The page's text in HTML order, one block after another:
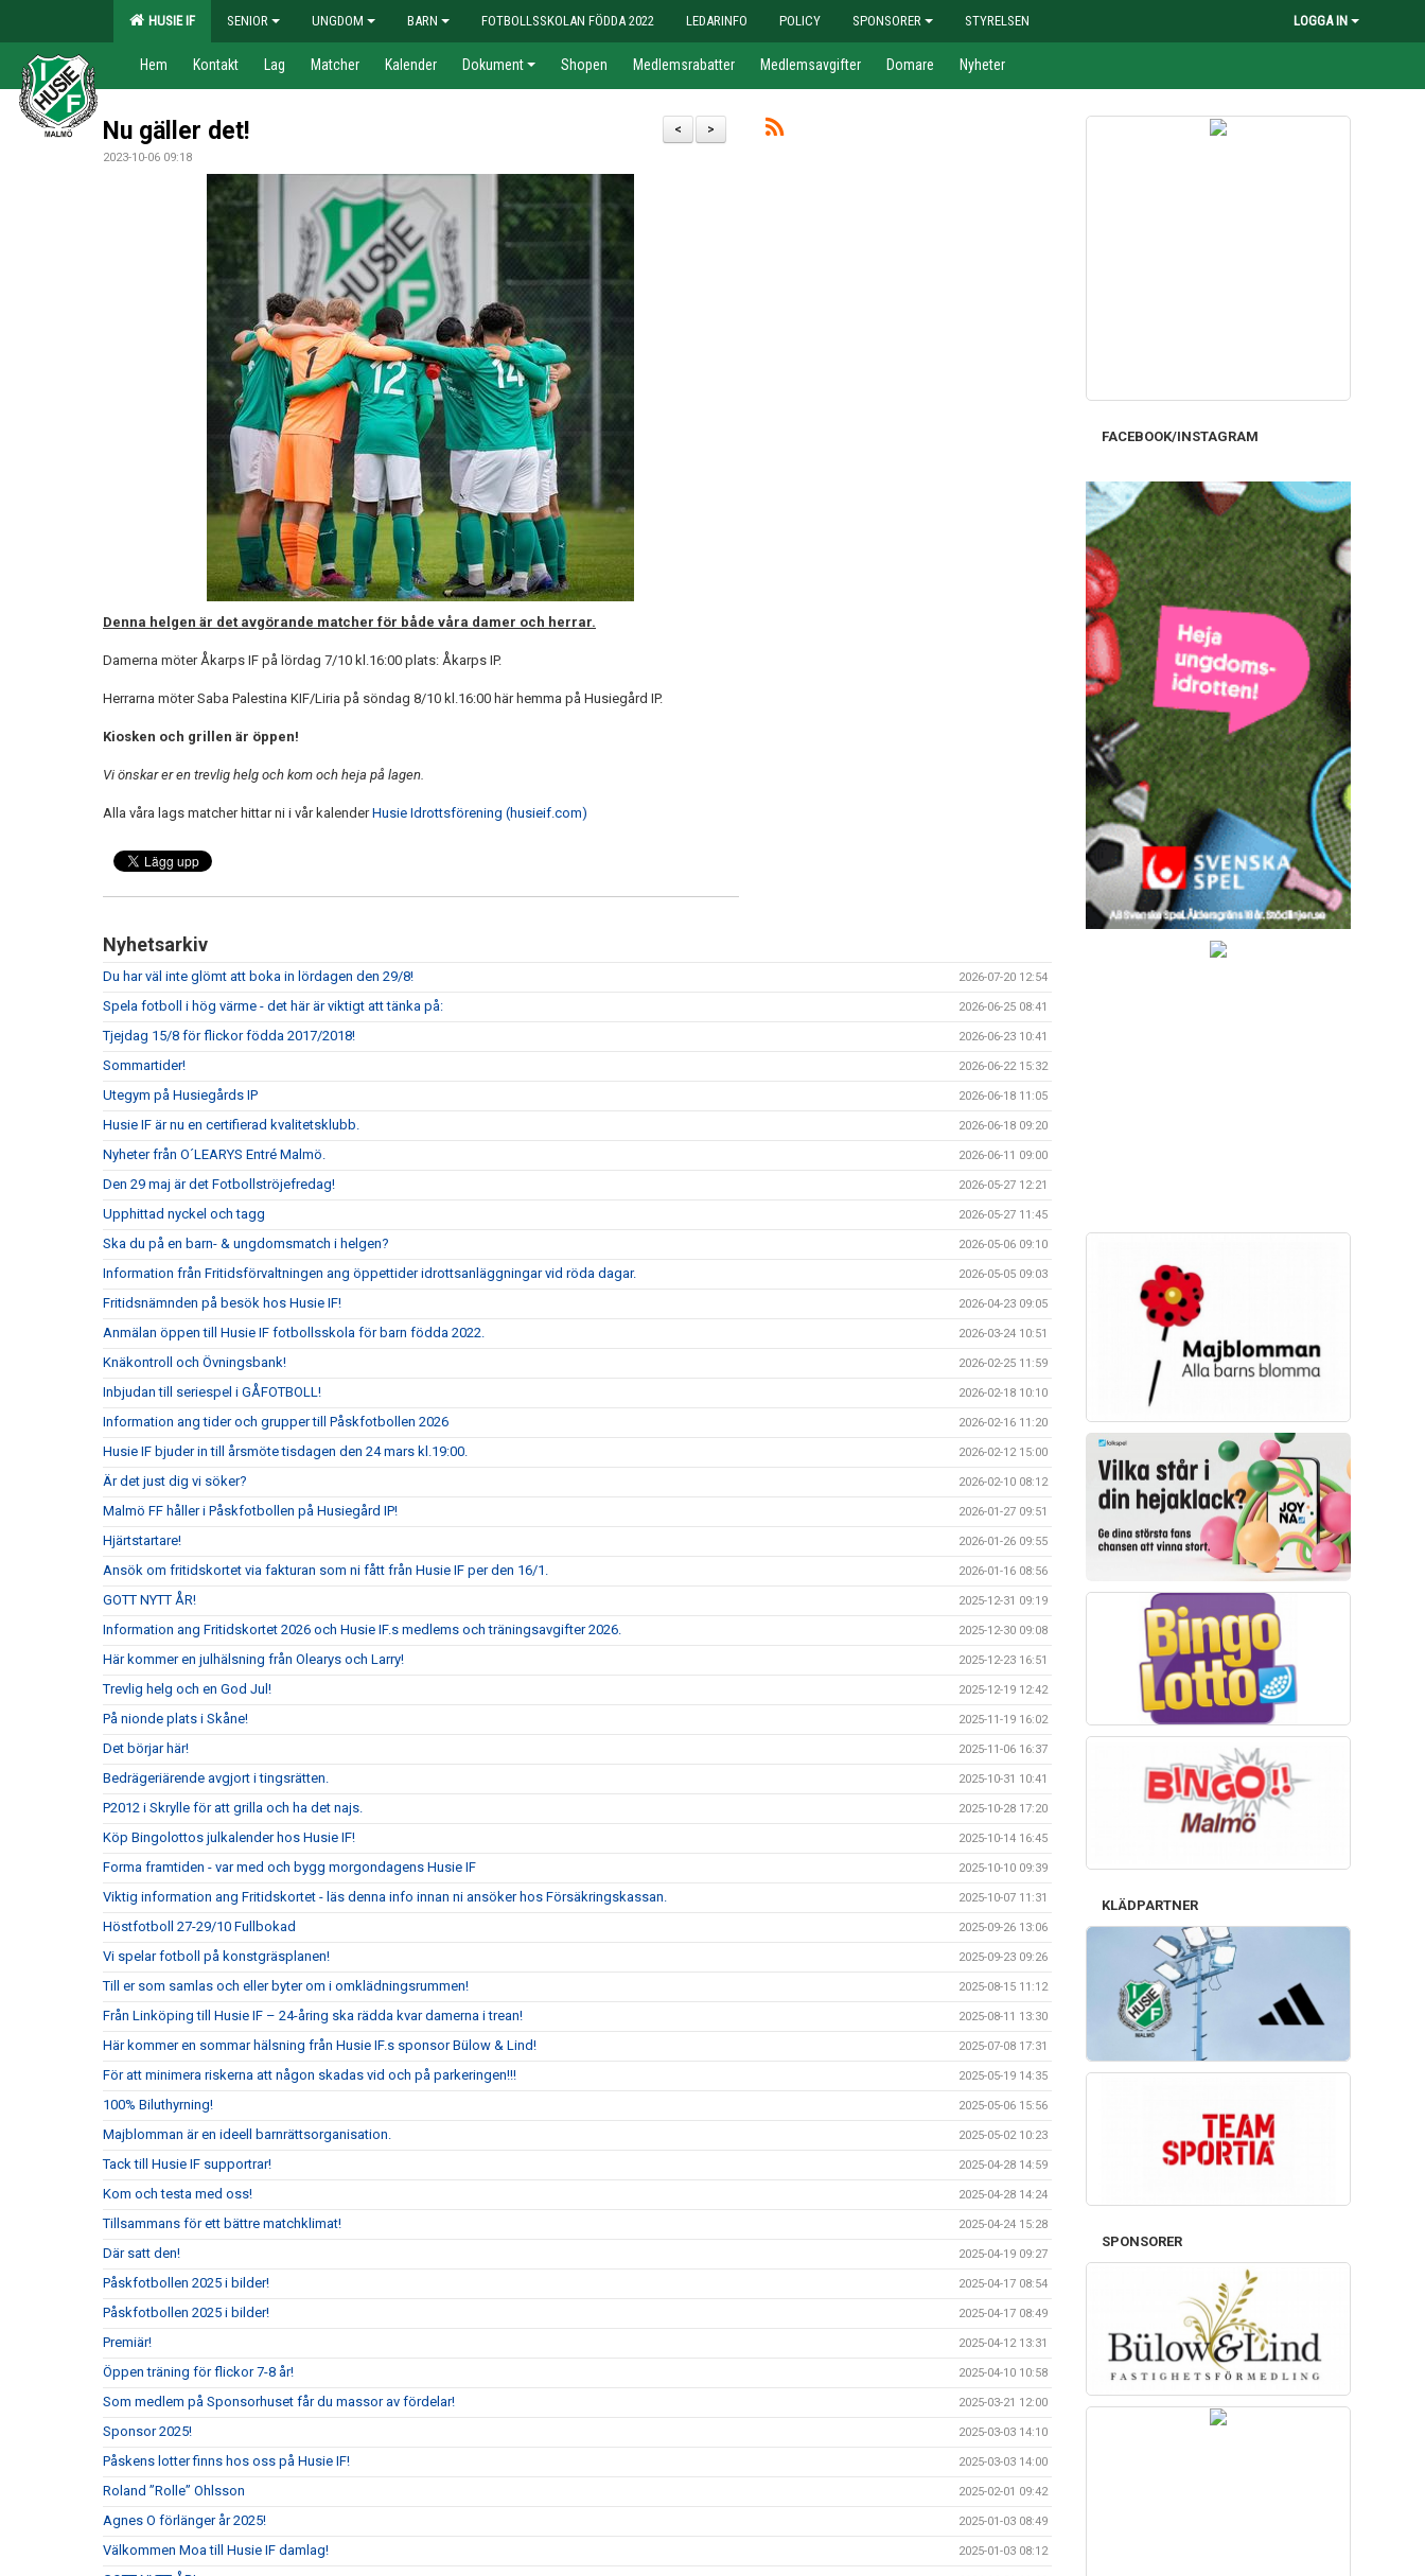
HUSIE IF SENIOR UNGDOM BARN FOTBOLLSSKOLAN FÖDDA 2022 LEDARINFO POLICY SPONSORER STYRELSEN LOGGA IN
Hem Kontakt Lag Matcher Kalender Dokument Shopen Medlemsrabatter Medlemsavgifter Domare Nyheter
>
<
Nu gäller det!
2023-10-06 09:18
Denna helgen är det avgörande matcher för både våra damer och herrar.
Damerna möter Åkarps IF på lördag 7/10 kl.16:00 plats: Åkarps IP.
Herrarna möter Saba Palestina KIF/Liria på söndag 8/10 kl.16:00 här hemma på Husiegård IP.
Kiosken och grillen är öppen!
Vi önskar er en trevlig helg och kom och heja på lagen.
Alla våra lags matcher hittar ni i vår kalenderHusie Idrottsförening (husieif.com)
Nyhetsarkiv
Du har väl inte glömt att boka in lördagen den 29/8! 2026-07-20 12:54
Spela fotboll i hög värme - det här är viktigt att tänka på: 2026-06-25 08:41
Tjejdag 15/8 för flickor födda 2017/2018! 2026-06-23 10:41
Sommartider! 2026-06-22 15:32
Utegym på Husiegårds IP 2026-06-18 11:05
Husie IF är nu en certifierad kvalitetsklubb. 2026-06-18 09:20
Nyheter från O´LEARYS Entré Malmö. 2026-06-11 09:00
Den 29 maj är det Fotbollströjefredag! 2026-05-27 12:21
Upphittad nyckel och tagg 2026-05-27 11:45
Ska du på en barn- & ungdomsmatch i helgen? 2026-05-06 09:10
Information från Fritidsförvaltningen ang öppettider idrottsanläggningar vid röda dagar. 2026-05-05 09:03
Fritidsnämnden på besök hos Husie IF! 2026-04-23 09:05
Anmälan öppen till Husie IF fotbollsskola för barn födda 2022. 2026-03-24 10:51
Knäkontroll och Övningsbank! 2026-02-25 11:59
Inbjudan till seriespel i GÅFOTBOLL! 2026-02-18 10:10
Information ang tider och grupper till Påskfotbollen 2026 2026-02-16 11:20
Husie IF bjuder in till årsmöte tisdagen den 24 mars kl.19:00. 2026-02-12 15:00
Är det just dig vi söker? 2026-02-10 08:12
Malmö FF håller i Påskfotbollen på Husiegård IP! 2026-01-27 09:51
Hjärtstartare! 2026-01-26 09:55
Ansök om fritidskortet via fakturan som ni fått från Husie IF per den 16/1. 2026-01-16 08:56
GOTT NYTT ÅR! 2025-12-31 09:19
Information ang Fritidskortet 2026 och Husie IF.s medlems och träningsavgifter 2026. 2025-12-30 09:08
Här kommer en julhälsning från Olearys och Larry! 2025-12-23 16:51
Trevlig helg och en God Jul! 2025-12-19 12:42
På nionde plats i Skåne! 2025-11-19 16:02
Det börjar här! 2025-11-06 16:37
Bedrägeriärende avgjort i tingsrätten. 2025-10-31 10:41
P2012 i Skrylle för att grilla och ha det najs. 2025-10-28 17:20
Köp Bingolottos julkalender hos Husie IF! 2025-10-14 16:45
Forma framtiden - var med och bygg morgondagens Husie IF 2025-10-10 09:39
Viktig information ang Fritidskortet - läs denna info innan ni ansöker hos Försäkringskassan. 2025-10-07 11:31
Höstfotboll 27-29/10 Fullbokad 2025-09-26 13:06
Vi spelar fotboll på konstgräsplanen! 2025-09-23 09:26
Till er som samlas och eller byter om i omklädningsrummen! 2025-08-15 11:12
Från Linköping till Husie IF – 24-åring ska rädda kvar damerna i trean! 2025-08-11 13:30
Här kommer en sommar hälsning från Husie IF.s sponsor Bülow & Lind! 2025-07-08 17:31
För att minimera riskerna att någon skadas vid och på parkeringen!!! 2025-05-19 14:35
100% Biluthyrning! 2025-05-06 15:56
Majblomman är en ideell barnrättsorganisation. 2025-05-02 10:23
Tack till Husie IF supportrar! 2025-04-28 14:59
Kom och testa med oss! 2025-04-28 14:24
Tillsammans för ett bättre matchklimat! 2025-04-24 15:28
Där satt den! 2025-04-19 09:27
Påskfotbollen 2025 i bilder! 2025-04-17 08:54
Påskfotbollen 2025 i bilder! 2025-04-17 08:49
Premiär! 2025-04-12 13:31
Öppen träning för flickor 7-8 år! 2025-04-10 10:58
Som medlem på Sponsorhuset får du massor av fördelar! 2025-03-21 12:00
Sponsor 2025! 2025-03-03 14:10
Påskens lotter finns hos oss på Husie IF! 2025-03-03 14:00
Roland ”Rolle” Ohlsson 2025-02-01 09:42
Agnes O förlänger år 2025! 2025-01-03 08:49
Välkommen Moa till Husie IF damlag! 2025-01-03 08:12
FACEBOOK/INSTAGRAM
KLÄDPARTNER
SPONSORER